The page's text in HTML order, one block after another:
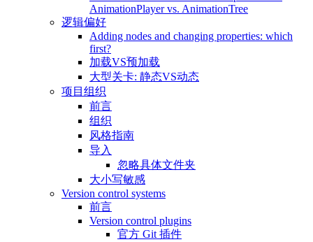
AnimationPlayer vs. AnimationTree
逻辑偏好
Adding nodes and changing properties: which
first?
加载VS预加载
大型关卡: 静态VS动态
项目组织
前言
组织
风格指南
导入
忽略具体文件夹
大小写敏感
Version control systems
前言
Version control plugins
官方 Git 插件